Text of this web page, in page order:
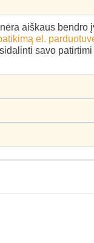
aiškaus bendro
el.
savo